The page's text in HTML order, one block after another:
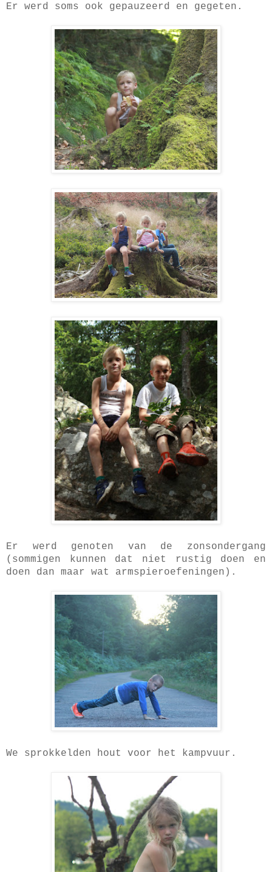
Er werd soms ook gepauzeerd en gegeten.
Er werd genoten van de zonsondergang
(sommigen kunnen dat niet rustig doen en
doen dan maar wat armspieroefeningen).
We sprokkelden hout voor het kampvuur.